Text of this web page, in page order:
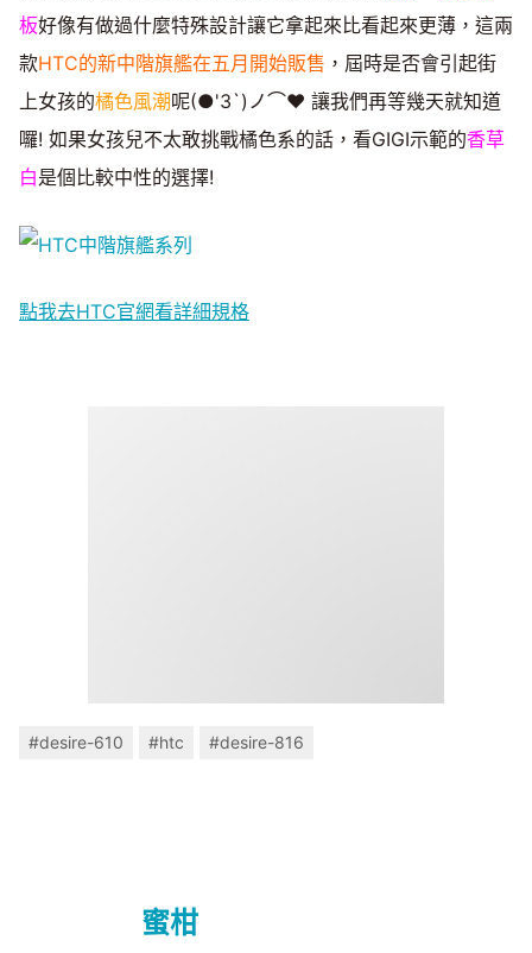
板好像有做過什麼特殊設計讓它拿起來比看起來更薄，這兩
款HTC的新中階旗艦在五月開始販售 ，屆時是否會引起街
上女孩的橘色風潮呢(●'3`)ノ⌒♥ 讓我們再等幾天就知道
囉! 如果女孩兒不太敢挑戰橘色系的話，看GIGI示範的香草
白是個比較中性的選擇!
點我去HTC官網看詳細規格
#desire-610 #htc #desire-816
蜜柑